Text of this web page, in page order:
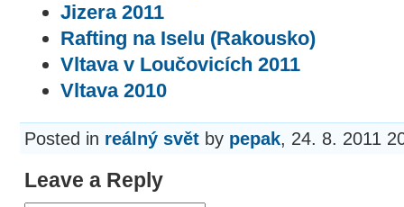
Jizera 2011
Rafting na Iselu (Rakousko)
Vltava v Loučovicích 2011
Vltava 2010
Posted in reálný svět by pepak, 24. 8. 2011
Leave a Reply